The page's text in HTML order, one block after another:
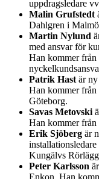
uppdragsledare
Malin Grufstedt
Dahlgren i
Martin Nylund
med ansvar för
Han kommer
Patrik Hast är
Han kommer
Göteborg.
Savas Metovski
Han kommer
Erik Sjöberg är
Kungälvs
Peter Karlsson
Enkon. Han